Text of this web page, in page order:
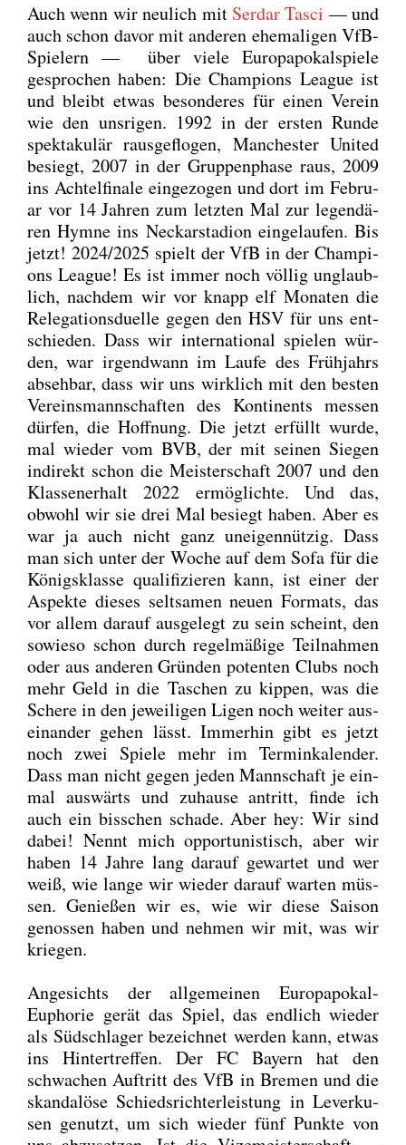
Auch wenn wir neu­lich mit Ser­dar Tasci — und
auch schon davor mit ande­ren ehe­ma­li­gen VfB-
Spie­lern — über vie­le Euro­pa­po­kal­spie­le
gespro­chen haben: Die Cham­pi­ons League ist
und bleibt etwas beson­de­res für einen Ver­ein
wie den uns­ri­gen. 1992 in der ers­ten Run­de
spek­ta­ku­lär raus­ge­flo­gen, Man­ches­ter United
besiegt, 2007 in der Grup­pen­pha­se raus, 2009
ins Ach­tel­fi­na­le ein­ge­zo­gen und dort im Febru­
ar vor 14 Jah­ren zum letz­ten Mal zur legen­dä­
ren Hym­ne ins Neckar­sta­di­on ein­ge­lau­fen. Bis
jetzt! 2024/2025 spielt der VfB in der Cham­pi­
ons League! Es ist immer noch völ­lig unglaub­
lich, nach­dem wir vor knapp elf Mona­ten die
Rele­ga­ti­ons­du­el­le gegen den HSV für uns ent­
schie­den. Dass wir inter­na­tio­nal spie­len wür­
den, war irgend­wann im Lau­fe des Früh­jahrs
abseh­bar, dass wir uns wirk­lich mit den bes­ten
Ver­eins­mann­schaf­ten des Kon­ti­nents mes­sen
dür­fen, die Hoff­nung. Die jetzt erfüllt wur­de,
mal wie­der vom BVB, der mit sei­nen Sie­gen
indi­rekt schon die Meis­ter­schaft 2007 und den
Klas­sen­er­halt 2022 ermög­lich­te. Und das,
obwohl wir sie drei Mal besiegt haben. Aber es
war ja auch nicht ganz unei­gen­nüt­zig. Dass
man sich unter der Woche auf dem Sofa für die
Königs­klas­se qua­li­fi­zie­ren kann, ist einer der
Aspek­te die­ses selt­sa­men neu­en For­mats, das
vor allem dar­auf aus­ge­legt zu sein scheint, den
sowie­so schon durch regel­mä­ßi­ge Teil­nah­men
oder aus ande­ren Grün­den poten­ten Clubs noch
mehr Geld in die Taschen zu kip­pen, was die
Sche­re in den jewei­li­gen Ligen noch wei­ter aus­
ein­an­der gehen lässt. Immer­hin gibt es jetzt
noch zwei Spie­le mehr im Ter­min­ka­len­der.
Dass man nicht gegen jeden Mann­schaft je ein­
mal aus­wärts und zuhau­se antritt, fin­de ich
auch ein biss­chen scha­de. Aber hey: Wir sind
dabei! Nennt mich oppor­tu­nis­tisch, aber wir
haben 14 Jah­re lang dar­auf gewar­tet und wer
weiß, wie lan­ge wir wie­der dar­auf war­ten müs­
sen. Genie­ßen wir es, wie wir die­se Sai­son
genos­sen haben und neh­men wir mit, was wir
krie­gen.
Ange­sichts der all­ge­mei­nen Euro­pa­po­kal-
Eupho­rie gerät das Spiel, das end­lich wie­der
als Süd­schla­ger bezeich­net wer­den kann, etwas
ins Hin­ter­tref­fen. Der FC Bay­ern hat den
schwa­chen Auf­tritt des VfB in Bre­men und die
skan­da­lö­se Schieds­rich­ter­leis­tung in Lever­ku­
sen genutzt, um sich wie­der fünf Punk­te von